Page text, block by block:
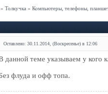
» Толкучка » Компьютеры, телефоны,
Оставлено: 30.11.2014, (Воскресенье) в 12:06
данной теме указываем у кого
флуда и офф топа.